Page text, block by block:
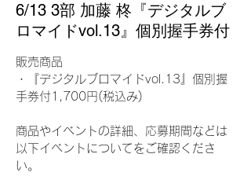
6/13 3部 加藤 柊『デジタルブ
ロマイドvol.13』個別握手券付
販売商品
・『デジタルブロマイドvol.13』個別握
手券付1,700円(税込み)
商品やイベントの詳細、応募期間などは
以下イベントについてをご確認くださ
い。